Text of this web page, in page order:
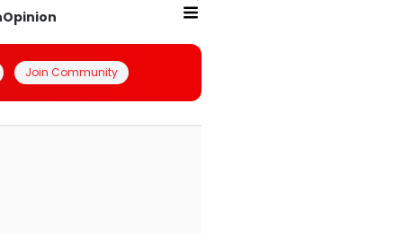
Opinion
Join Community